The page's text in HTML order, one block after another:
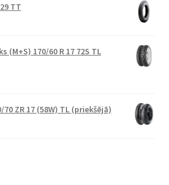
TT
(M+S) 170/60 R 17 72S TL
ZR 17 (58W) TL (priekšējā)